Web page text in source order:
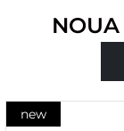
NOUA
new